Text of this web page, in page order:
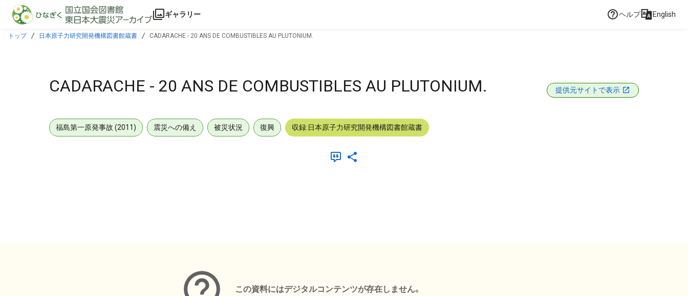
本文に飛ぶ
ギャラリー ヘルプ English
トップ 日本原子力研究開発機構図書館蔵書 CADARACHE - 20 ANS DE COMBUSTIBLES AU PLUTONIUM.
CADARACHE - 20 ANS DE COMBUSTIBLES AU PLUTONIUM. 提供元サイトで表示
福島第一原発事故 (2011) 震災への備え 被災状況 復興 収録:日本原子力研究開発機構図書館蔵書
この資料にはデジタルコンテンツが存在しません。